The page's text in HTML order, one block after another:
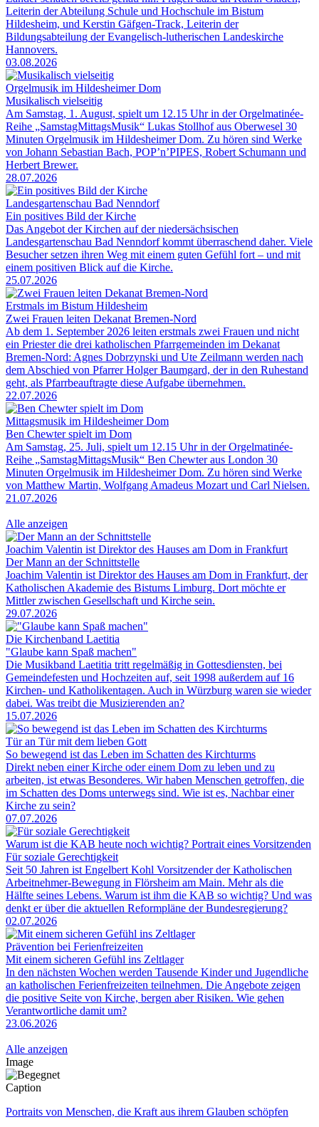
Leiterin der Abteilung Schule und Hochschule im Bistum
Hildesheim, und Kerstin Gäfgen-Track, Leiterin der
Bildungsabteilung der Evangelisch-lutherischen Landeskirche
Hannovers.
03.08.2026
Orgelmusik im Hildesheimer Dom
Musikalisch vielseitig
Am Samstag, 1. August, spielt um 12.15 Uhr in der Orgelmatinée-
Reihe „SamstagMittagsMusik“ Lukas Stollhof aus Oberwesel 30
Minuten Orgelmusik im Hildesheimer Dom. Zu hören sind Werke
von Johann Sebastian Bach, POP’n’PIPES, Robert Schumann und
Herbert Brewer.
28.07.2026
Landesgartenschau Bad Nenndorf
Ein positives Bild der Kirche
Das Angebot der Kirchen auf der niedersächsischen
Landesgartenschau Bad Nenndorf kommt überraschend daher. Viele
Besucher setzen ihren Weg mit einem guten Gefühl fort – und mit
einem positiven Blick auf die Kirche.
25.07.2026
Erstmals im Bistum Hildesheim
Zwei Frauen leiten Dekanat Bremen-Nord
Ab dem 1. September 2026 leiten erstmals zwei Frauen und nicht
ein Priester die drei katholischen Pfarrgemeinden im Dekanat
Bremen-Nord: Agnes Dobrzynski und Ute Zeilmann werden nach
dem Abschied von Pfarrer Holger Baumgard, der in den Ruhestand
geht, als Pfarrbeauftragte diese Aufgabe übernehmen.
22.07.2026
Mittagsmusik im Hildesheimer Dom
Ben Chewter spielt im Dom
Am Samstag, 25. Juli, spielt um 12.15 Uhr in der Orgelmatinée-
Reihe „SamstagMittagsMusik“ Ben Chewter aus London 30
Minuten Orgelmusik im Hildesheimer Dom. Zu hören sind Werke
von Matthew Martin, Wolfgang Amadeus Mozart und Carl Nielsen.
21.07.2026
Alle anzeigen
Joachim Valentin ist Direktor des Hauses am Dom in Frankfurt
Der Mann an der Schnittstelle
Joachim Valentin ist Direktor des Hauses am Dom in Frankfurt, der
Katholischen Akademie des Bistums Limburg. Dort möchte er
Mittler zwischen Gesellschaft und Kirche sein.
29.07.2026
Die Kirchenband Laetitia
"Glaube kann Spaß machen"
Die Musikband Laetitia tritt regelmäßig in Gottesdiensten, bei
Gemeindefesten und Hochzeiten auf, seit 1998 außerdem auf 16
Kirchen- und Katholikentagen. Auch in Würzburg waren sie wieder
dabei. Was treibt die Musizierenden an?
15.07.2026
Tür an Tür mit dem lieben Gott
So bewegend ist das Leben im Schatten des Kirchturms
Direkt neben einer Kirche oder einem Dom zu leben und zu
arbeiten, ist etwas Besonderes. Wir haben Menschen getroffen, die
im Schatten des Doms unterwegs sind. Wie ist es, Nachbar einer
Kirche zu sein?
07.07.2026
Warum ist die KAB heute noch wichtig? Portrait eines Vorsitzenden
Für soziale Gerechtigkeit
Seit 50 Jahren ist Engelbert Kohl Vorsitzender der Katholischen
Arbeitnehmer-Bewegung in Flörsheim am Main. Mehr als die
Hälfte seines Lebens. Warum ist ihm die KAB so wichtig? Und was
denkt er über die aktuellen Reformpläne der Bundesregierung?
02.07.2026
Prävention bei Ferienfreizeiten
Mit einem sicheren Gefühl ins Zeltlager
In den nächsten Wochen werden Tausende Kinder und Jugendliche
an katholischen Ferienfreizeiten teilnehmen. Die Angebote zeigen
die positive Seite von Kirche, bergen aber Risiken. Wie gehen
Verantwortliche damit um?
23.06.2026
Alle anzeigen
Image
Caption
Portraits von Menschen, die Kraft aus ihrem Glauben schöpfen